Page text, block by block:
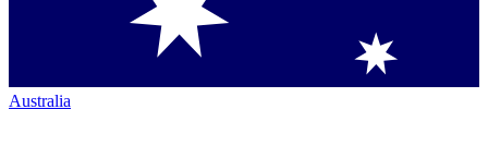
Australia